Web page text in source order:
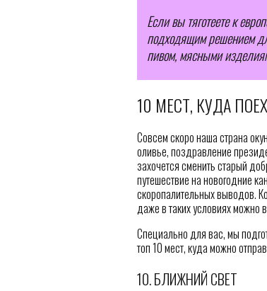
Если вы тяготеете к
подходящим решением
пивом, мясными
10 МЕСТ, КУДА
Совсем скоро наша страна
оливье, поздравление
захочется сменить старый
путешествие на новогодние
скоропалительных выводов.
даже в таких условиях можно
Специально для вас, мы
топ 10 мест, куда можно
10. БЛИЖНИЙ СВЕТ